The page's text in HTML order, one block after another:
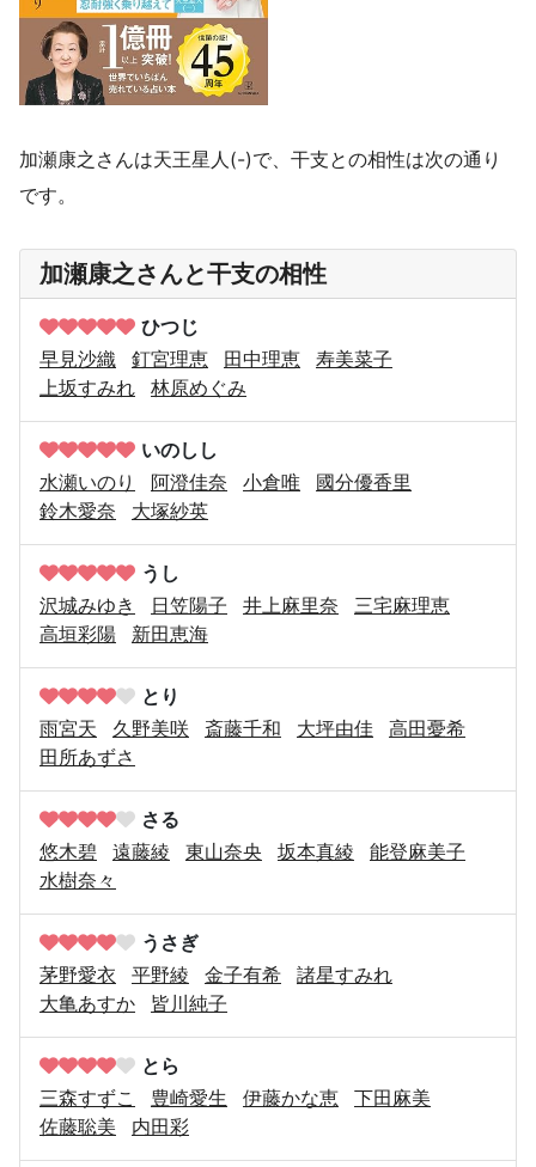
加瀬康之さんは天王星人(-)で、干支との相性は次の通り
です。
加瀬康之さんと干支の相性
ひつじ
早見沙織
釘宮理恵 田中理恵
寿美菜子
上坂すみれ
林原めぐみ
いのしし
水瀬いのり
阿澄佳奈 小倉唯
國分優香里
鈴木愛奈
大塚紗英
うし
沢城みゆき
日笠陽子 井上麻里奈
三宅麻理恵
高垣彩陽
新田恵海
とり
雨宮天
久野美咲 斎藤千和 大坪由佳
高田憂希
田所あずさ
さる
悠木碧
遠藤綾 東山奈央 坂本真綾
能登麻美子
水樹奈々
うさぎ
茅野愛衣
平野綾 金子有希
諸星すみれ
大亀あすか
皆川純子
とら
三森すずこ
豊崎愛生 伊藤かな恵
下田麻美
佐藤聡美
内田彩